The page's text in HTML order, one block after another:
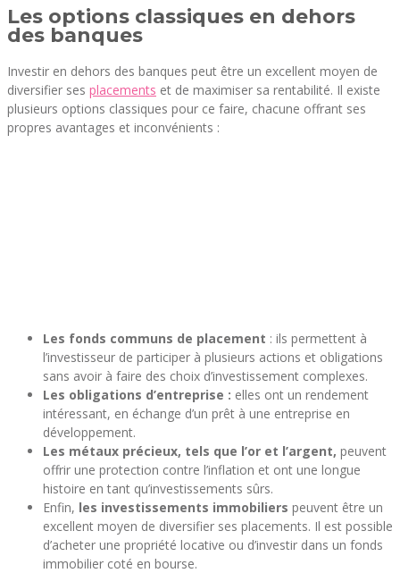
Les options classiques en dehors
des banques
Investir en dehors des banques peut être un excellent moyen de
diversifier ses placements et de maximiser sa rentabilité. Il existe
plusieurs options classiques pour ce faire, chacune offrant ses
propres avantages et inconvénients :
Les fonds communs de placement : ils permettent à
l’investisseur de participer à plusieurs actions et obligations
sans avoir à faire des choix d’investissement complexes.
Les obligations d’entreprise : elles ont un rendement
intéressant, en échange d’un prêt à une entreprise en
développement.
Les métaux précieux, tels que l’or et l’argent, peuvent
offrir une protection contre l’inflation et ont une longue
histoire en tant qu’investissements sûrs.
Enfin, les investissements immobiliers peuvent être un
excellent moyen de diversifier ses placements. Il est possible
d’acheter une propriété locative ou d’investir dans un fonds
immobilier coté en bourse.